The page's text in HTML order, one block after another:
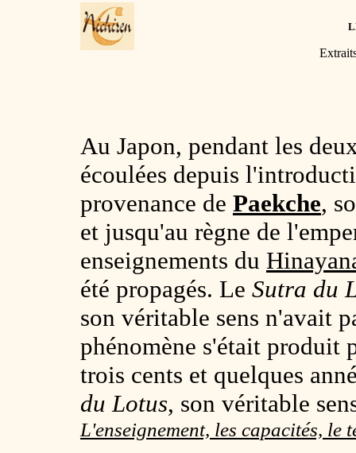
Au Japon, pendant les
écoulées depuis
provenance de Paekche,
et jusqu'au règne de
enseignements du
été propagés. Le Sutra du
son véritable sens n'avait
phénomène s'était produit
trois cents et quelques
du Lotus, son véritable
L'enseignement, les capacités, le